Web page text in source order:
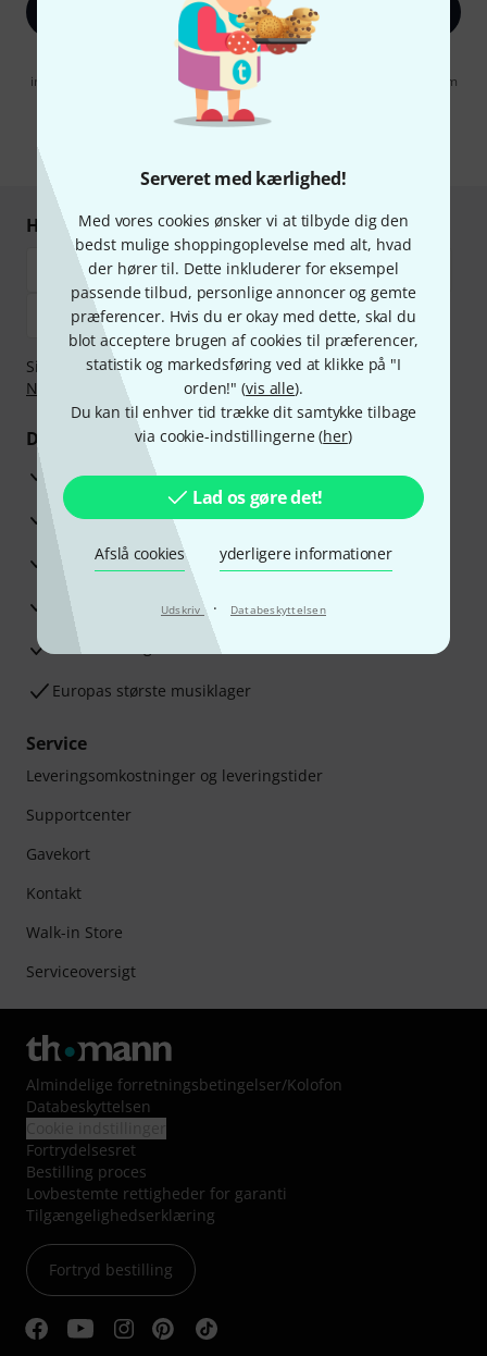
Serveret med kærlighed!
Med vores cookies ønsker vi at tilbyde dig den
bedst mulige shoppingoplevelse med alt, hvad
der hører til. Dette inkluderer for eksempel
passende tilbud, personlige annoncer og gemte
præferencer. Hvis du er okay med dette, skal du
blot acceptere brugen af cookies til præferencer,
statistik og markedsføring ved at klikke på "I
orden!" (vis alle).
Du kan til enhver tid trække dit samtykke tilbage
via cookie-indstillingerne (her)
Lad os gøre det!
Afslå cookies yderligere informationer
Udskriv · Databeskyttelsen
Tilmeld dig nu
Når jeg klikker på "Tilmeld dig nu", erklærer jeg mig samtidig
indforstået med at modtage e-mail-reklame. Dette tilsagn kan når som
helst trækkes tilbage. Find yderligere informationer i vores
informationer om databeskyttelse
Handl og betal sikkert
Sikker betaling med Bankoverførsel, PayPal,Klarna Betal
Nu
Klarna betaling i ratereller Kreditkort.
Dine fordele
3 års Thomann Garanti
30 dages money back garanti
Reparationsservice
Råd fra vores eksperter
Europas største musiklager
Service
Leveringsomkostninger og leveringstider
Supportcenter
Gavekort
Kontakt
Walk-in Store
Serviceoversigt
Almindelige forretningsbetingelser/Kolofon
Databeskyttelsen
Fortrydelsesret
Bestilling proces
Lovbestemte rettigheder for garanti
Tilgængelighedserklæring
Fortryd bestilling